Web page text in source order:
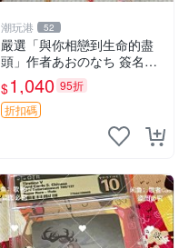
潮玩港 52
嚴選「與你相戀到生命的盡
頭」作者あおのなち 簽名照
片 3寸原裝卡磚 親筆簽名照
收藏佳品 周邊限定 照片拍賣
$1,040 95折
折扣碼